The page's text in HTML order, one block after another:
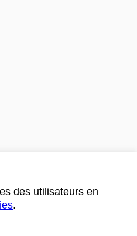
des utilisateurs en
.